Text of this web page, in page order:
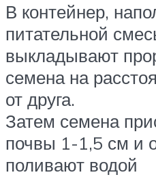
В контейнер,
питательной
выкладывают
семена на
от друга.
Затем семена
почвы 1-1,5 см и
поливают водой